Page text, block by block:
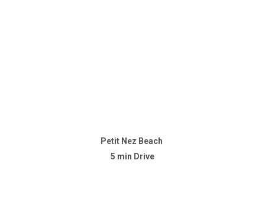
Petit Nez Beach
5 min Drive